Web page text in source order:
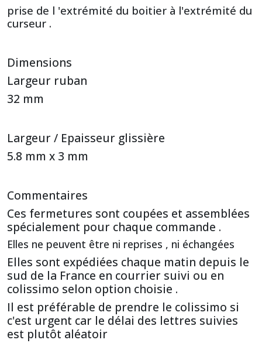
prise de l 'extrémité du boitier à l'extrémité du
curseur .
Dimensions
Largeur ruban
32 mm
Largeur / Epaisseur glissière
5.8 mm x 3 mm
Commentaires
Ces fermetures sont coupées et assemblées
spécialement pour chaque commande .
Elles ne peuvent être ni reprises , ni échangées
Elles sont expédiées chaque matin depuis le
sud de la France en courrier suivi ou en
colissimo selon option choisie .
Il est préférable de prendre le colissimo si
c'est urgent car le délai des lettres suivies
est plutôt aléatoir